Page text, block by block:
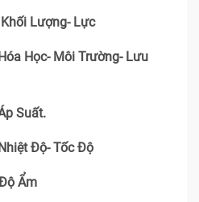
Lượng- Lực
Học- Môi Trường- Lưu
Suất.
Độ- Tốc Độ
Ẩm